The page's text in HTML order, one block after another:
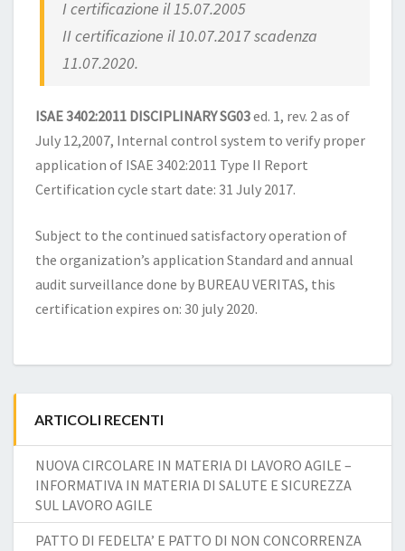
I certificazione il 15.07.2005
II certificazione il 10.07.2017 scadenza
11.07.2020.
ISAE 3402:2011 DISCIPLINARY SG03ed. 1, rev. 2 as of
July 12,2007, Internal control system to verify proper
application of ISAE 3402:2011 Type II Report
Certification cycle start date: 31 July 2017.
Subject to the continued satisfactory operation of
the organization’s application Standard and annual
audit surveillance done by BUREAU VERITAS, this
certification expires on: 30 july 2020.
ARTICOLI RECENTI
NUOVA CIRCOLARE IN MATERIA DI LAVORO AGILE –
INFORMATIVA IN MATERIA DI SALUTE E SICUREZZA
SUL LAVORO AGILE
PATTO DI FEDELTA’ E PATTO DI NON CONCORRENZA